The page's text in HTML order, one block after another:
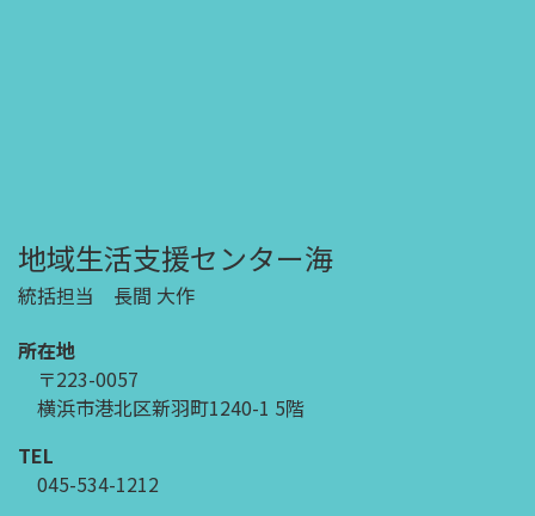
地域生活支援センター海
統括担当 長間 大作
所在地
〒223-0057
横浜市港北区新羽町1240-1 5階
TEL
045-534-1212